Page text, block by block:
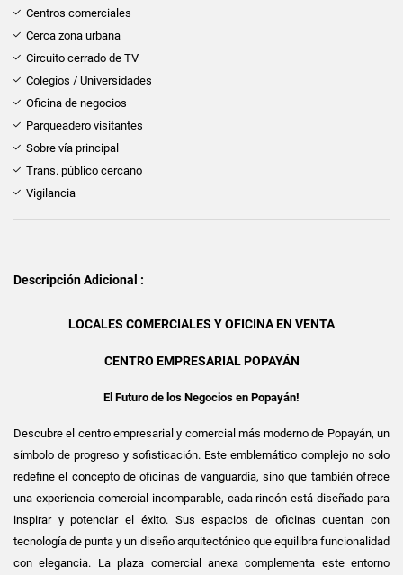
Centros comerciales
Cerca zona urbana
Circuito cerrado de TV
Colegios / Universidades
Oficina de negocios
Parqueadero visitantes
Sobre vía principal
Trans. público cercano
Vigilancia
Descripción Adicional :
LOCALES COMERCIALES Y OFICINA EN VENTA
CENTRO EMPRESARIAL POPAYÁN
El Futuro de los Negocios en Popayán!
Descubre el centro empresarial y comercial más moderno de Popayán, un
símbolo de progreso y sofisticación. Este emblemático complejo no solo
redefine el concepto de oficinas de vanguardia, sino que también ofrece
una experiencia comercial incomparable, cada rincón está diseñado para
inspirar y potenciar el éxito. Sus espacios de oficinas cuentan con
tecnología de punta y un diseño arquitectónico que equilibra funcionalidad
con elegancia. La plaza comercial anexa complementa este entorno